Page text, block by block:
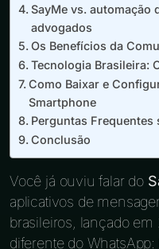
SayMe vs. automação
advogados
Os Benefícios da
Tecnologia Brasileira:
Como Baixar e
Smartphone
Perguntas Frequentes
Conclusão
Você já ouviu falar do
aplicativos de
brasileiros, lançado
diferente do